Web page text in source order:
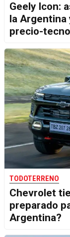
Geely Icon:
la Argentina
precio-
TODOTERRENO
Chevrolet
preparado
Argentina?